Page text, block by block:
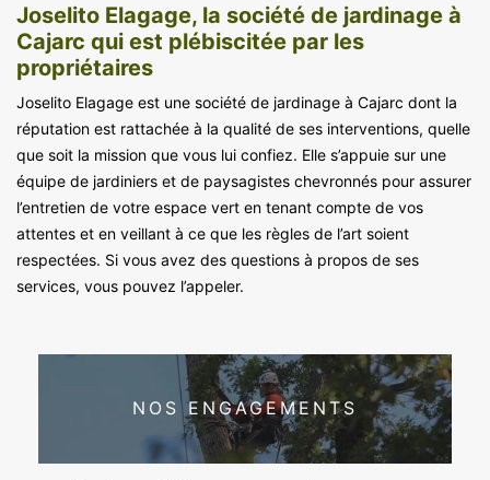
Joselito Elagage, la société de jardinage à
Cajarc qui est plébiscitée par les
propriétaires
Joselito Elagage est une société de jardinage à Cajarc dont la
réputation est rattachée à la qualité de ses interventions, quelle
que soit la mission que vous lui confiez. Elle s’appuie sur une
équipe de jardiniers et de paysagistes chevronnés pour assurer
l’entretien de votre espace vert en tenant compte de vos
attentes et en veillant à ce que les règles de l’art soient
respectées. Si vous avez des questions à propos de ses
services, vous pouvez l’appeler.
NOS ENGAGEMENTS